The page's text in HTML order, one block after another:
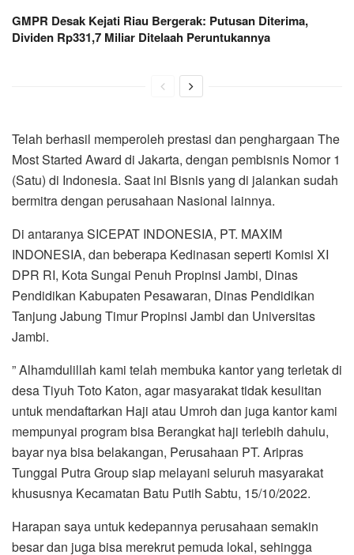
GMPR Desak Kejati Riau Bergerak: Putusan Diterima,
Dividen Rp331,7 Miliar Ditelaah Peruntukannya
Telah berhasil memperoleh prestasi dan penghargaan The
Most Started Award di Jakarta, dengan pembisnis Nomor 1
(Satu) di Indonesia. Saat ini Bisnis yang di jalankan sudah
bermitra dengan perusahaan Nasional lainnya.
Di antaranya SICEPAT INDONESIA, PT. MAXIM
INDONESIA, dan beberapa Kedinasan seperti Komisi XI
DPR RI, Kota Sungai Penuh Propinsi Jambi, Dinas
Pendidikan Kabupaten Pesawaran, Dinas Pendidikan
Tanjung Jabung Timur Propinsi Jambi dan Universitas
Jambi.
” Alhamdulillah kami telah membuka kantor yang terletak di
desa Tiyuh Toto Katon, agar masyarakat tidak kesulitan
untuk mendaftarkan Haji atau Umroh dan juga kantor kami
mempunyai program bisa Berangkat haji terlebih dahulu,
bayar nya bisa belakangan, Perusahaan PT. Aripras
Tunggal Putra Group siap melayani seluruh masyarakat
khususnya Kecamatan Batu Putih Sabtu, 15/10/2022.
Harapan saya untuk kedepannya perusahaan semakin
besar dan juga bisa merekrut pemuda lokal, sehingga